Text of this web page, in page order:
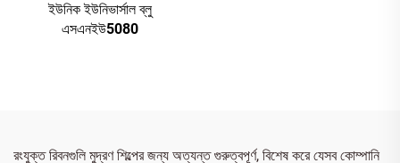
ইউনিক ইউনিভার্সাল ব্লু
এসএনইউ5080
রংযুক্ত রিবনগুলি মুদ্রণ শিল্পের জন্য অত্যন্ত গুরুত্বপূর্ণ, বিশেষ করে যেসব কোম্পানি